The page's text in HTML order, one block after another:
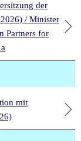
der
/ Minister
Partners for
mit